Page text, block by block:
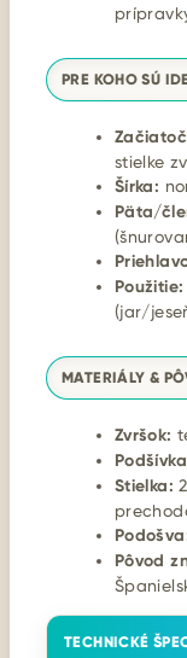
PRE KOHO SÚ
stielke
Šírka:
Päta/
Použitie:
(jar/
MATERIÁLY &
Zvršok:
Stielka:
Pôvod
TECHNICKÉ